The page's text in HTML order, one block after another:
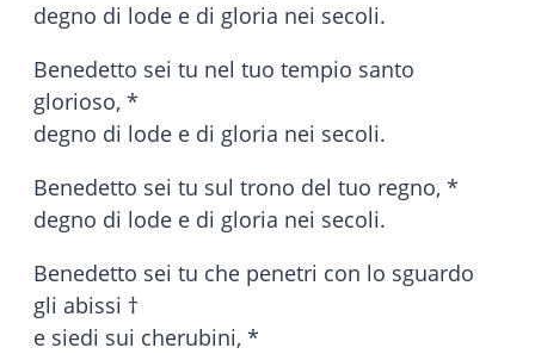
degno di lode e di gloria nei secoli.
Benedetto sei tu nel tuo tempio santo
glorioso, *
degno di lode e di gloria nei secoli.
Benedetto sei tu sul trono del tuo regno, *
degno di lode e di gloria nei secoli.
Benedetto sei tu che penetri con lo sguardo
gli abissi †
e siedi sui cherubini, *